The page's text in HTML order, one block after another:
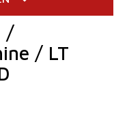
/
/ LT